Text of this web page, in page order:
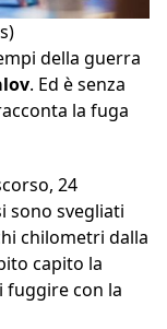
della guerra
. Ed è senza
la fuga
24
sono svegliati
chilometri dalla
capito la
fuggire con la